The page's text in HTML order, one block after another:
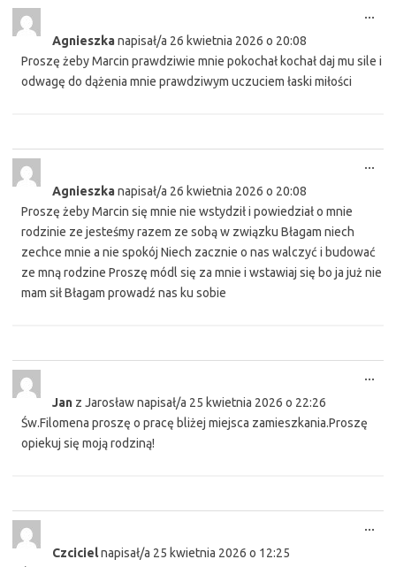
Agnieszkanapisał/a 26 kwietnia 2026 o 20:08
Proszę żeby Marcin prawdziwie mnie pokochał kochał daj mu sile i
odwagę do dążenia mnie prawdziwym uczuciem łaski miłości
...
Agnieszkanapisał/a 26 kwietnia 2026 o 20:08
Proszę żeby Marcin się mnie nie wstydził i powiedział o mnie
rodzinie ze jesteśmy razem ze sobą w związku Błagam niech
zechce mnie a nie spokój Niech zacznie o nas walczyć i budować
ze mną rodzine Proszę módl się za mnie i wstawiaj się bo ja już nie
mam sił Błagam prowadź nas ku sobie
...
Jan z Jarosławnapisał/a 25 kwietnia 2026 o 22:26
Św.Filomena proszę o pracę bliżej miejsca zamieszkania.Proszę
opiekuj się moją rodziną!
...
Czcicielnapisał/a 25 kwietnia 2026 o 12:25
...